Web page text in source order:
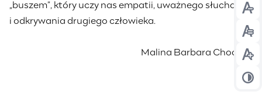
„buszem”, który uczy nas empatii, uważnego słuchania
i odkrywania drugiego człowieka.
Malina Barbara Chodźko